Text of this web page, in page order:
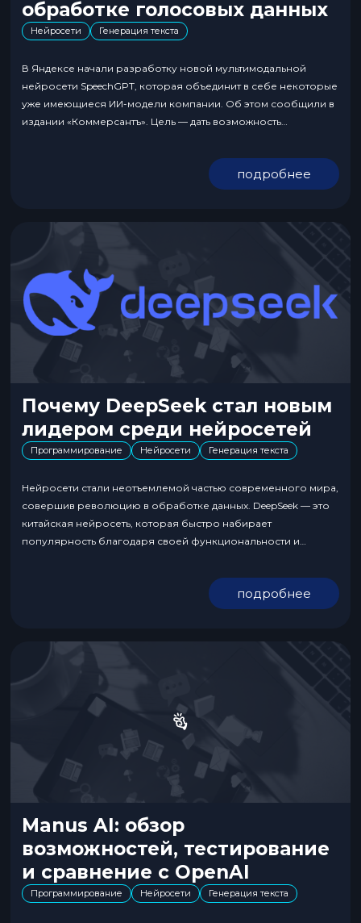
обработке голосовых данных
Нейросети Генерация текста
В Яндексе начали разработку новой мультимодальной
нейросети SpeechGPT, которая объединит в себе некоторые
уже имеющиеся ИИ-модели компании. Об этом сообщили в
издании «Коммерсантъ». Цель — дать возможность
с помощью голоса. Голосовой ввод в YandexGPT уже есть,
однако ИИ просто конвертируют один формат информации
подробнее
Почему DeepSeek стал новым
лидером среди нейросетей
Программирование Нейросети Генерация текста
Нейросети стали неотъемлемой частью современного мира,
совершив революцию в обработке данных. DeepSeek — это
китайская нейросеть, которая быстро набирает
популярность благодаря своей функциональности и
ориентирована на аналитику и автоматизацию, что делает ее
востребованной в бизнесе и частном использовании. Что
такое DeepSeek DeepSeek — это инновационная нейросеть,
подробнее
Manus AI: обзор
возможностей, тестирование
и сравнение с OpenAI
Программирование Нейросети Генерация текста